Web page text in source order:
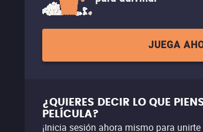
JUEGA
¿QUIERES DECIR LO QUE
PELÍCULA?
¡Inicia sesión ahora mismo para